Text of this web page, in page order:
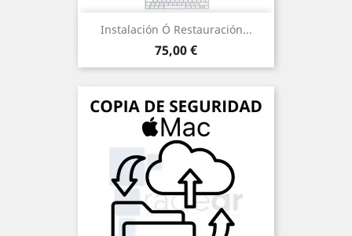
Instalación Ó Restauración...
Precio
75,00 €